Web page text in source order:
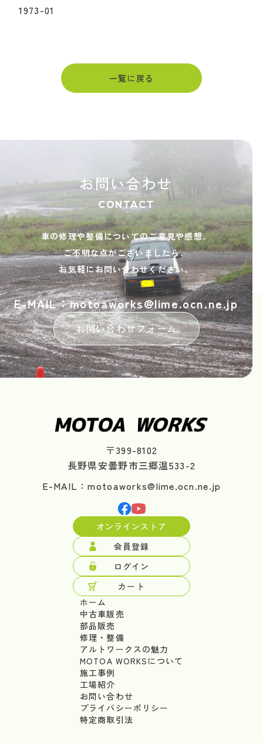
1973-01
一覧に戻る
お問い合わせ
CONTACT
車の修理や整備についてのご意見や感想、
ご不明な点がございましたら、
お気軽にお問い合わせください。
E-MAIL：motoaworks@lime.ocn.ne.jp
お問い合わせフォーム
〒399-8102
長野県安曇野市三郷温533-2
E-MAIL：motoaworks@lime.ocn.ne.jp
ホーム
中古車販売
部品販売
修理・整備
アルトワークスの魅力
MOTOA WORKSについて
施工事例
工場紹介
お問い合わせ
プライバシーポリシー
特定商取引法
オンラインストア
会員登録
ログイン
カート